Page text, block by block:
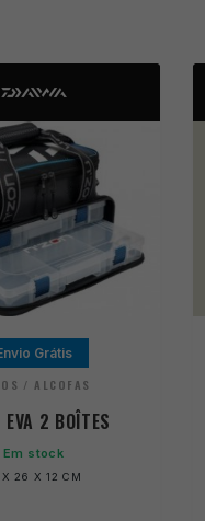
Grátis
/ ALCOFAS
EVA 2 BOÎTES
Em stock
X 26 X 12 CM